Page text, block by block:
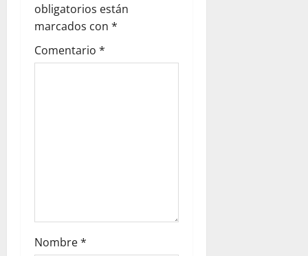
i
ó
t
obligatorios están
marcados con *
Comentario *
Nombre*